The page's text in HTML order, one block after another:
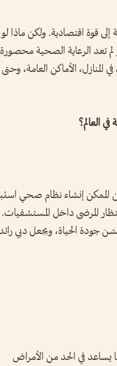
إلى قوة اقتصادية. ولكن ماذا لو
لم تعد الرعاية الصحية محصورة
الأماكن العامة،
العالم؟
الممكن إنشاء نظام صحي
المرضى داخل
جودة الحياة، ويجعل دبي
يساعد في الحد من الأمراض